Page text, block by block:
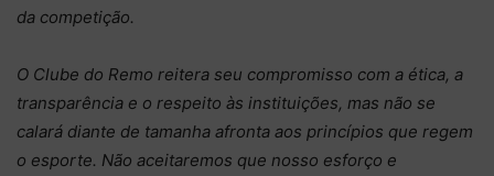
da competição.
O Clube do Remo reitera seu compromisso com a ética, a
transparência e o respeito às instituições, mas não se
calará diante de tamanha afronta aos princípios que regem
o esporte. Não aceitaremos que nosso esforço e